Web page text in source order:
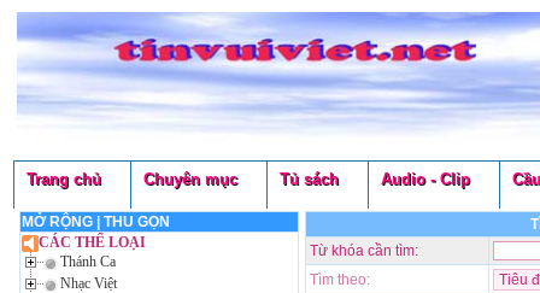
Trang chủ Chuyên mục Tủ sách Audio - Clip
MỞ RỘNG| THU GỌN
CÁC THỂ LOẠI
Thánh Ca
Nhạc Việt
Từ khóa cần tìm:
Tìm theo: